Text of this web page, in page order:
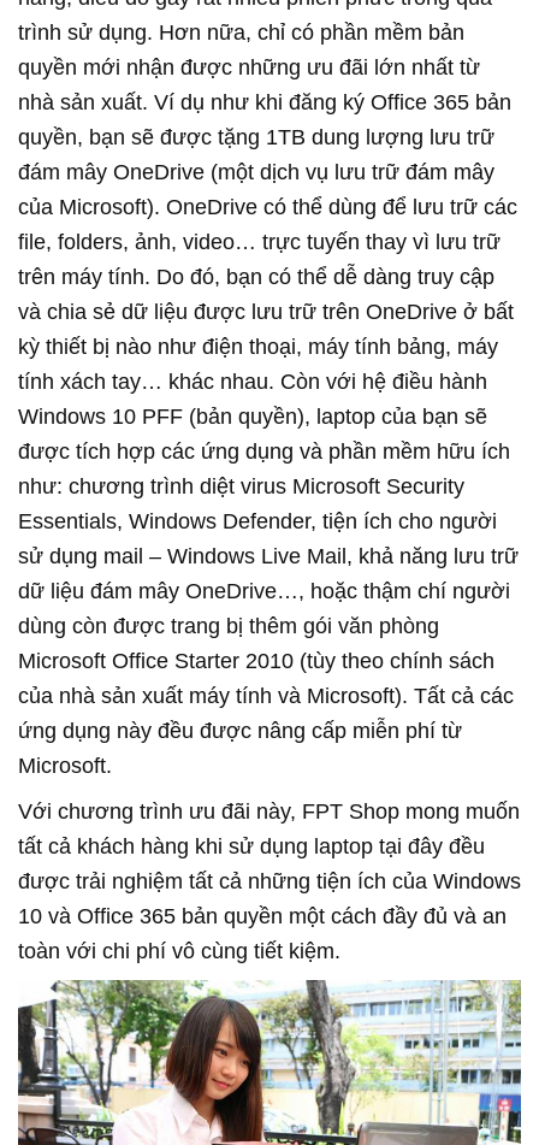
trình sử dụng. Hơn nữa, chỉ có phần mềm bản
quyền mới nhận được những ưu đãi lớn nhất từ
nhà sản xuất. Ví dụ như khi đăng ký Office 365 bản
quyền, bạn sẽ được tặng 1TB dung lượng lưu trữ
đám mây OneDrive (một dịch vụ lưu trữ đám mây
của Microsoft). OneDrive có thể dùng để lưu trữ các
file, folders, ảnh, video… trực tuyến thay vì lưu trữ
trên máy tính. Do đó, bạn có thể dễ dàng truy cập
và chia sẻ dữ liệu được lưu trữ trên OneDrive ở bất
kỳ thiết bị nào như điện thoại, máy tính bảng, máy
tính xách tay… khác nhau. Còn với hệ điều hành
Windows 10 PFF (bản quyền), laptop của bạn sẽ
được tích hợp các ứng dụng và phần mềm hữu ích
như: chương trình diệt virus Microsoft Security
Essentials, Windows Defender, tiện ích cho người
sử dụng mail – Windows Live Mail, khả năng lưu trữ
dữ liệu đám mây OneDrive…, hoặc thậm chí người
dùng còn được trang bị thêm gói văn phòng
Microsoft Office Starter 2010 (tùy theo chính sách
của nhà sản xuất máy tính và Microsoft). Tất cả các
ứng dụng này đều được nâng cấp miễn phí từ
Microsoft.
Với chương trình ưu đãi này, FPT Shop mong muốn
tất cả khách hàng khi sử dụng laptop tại đây đều
được trải nghiệm tất cả những tiện ích của Windows
10 và Office 365 bản quyền một cách đầy đủ và an
toàn với chi phí vô cùng tiết kiệm.